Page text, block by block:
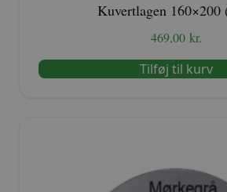
Kuvertlagen 160×200
469,00 kr.
Tilføj til kurv